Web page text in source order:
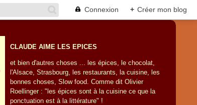
Connexion + Créer mon blog
CLAUDE AIME LES EPICES
et bien d'autres choses ... les épices, le chocolat,
l'Alsace, Strasbourg, les restaurants, la cuisine, les
bonnes choses, Slow food. Comme dit Olivier
Roellinger : "les épices sont à la cuisine ce que la
ponctuation est à la littérature" !